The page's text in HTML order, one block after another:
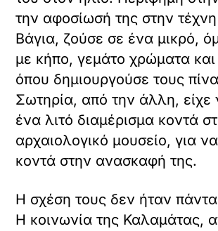
την αφοσίωσή της στην
Βάγια, ζούσε σε ένα μικρό,
με κήπο, γεμάτο χρώματα
όπου δημιουργούσε τους
Σωτηρία, από την άλλη, είχε
ένα λιτό διαμέρισμα κοντά
αρχαιολογικό μουσείο, για να
κοντά στην ανασκαφή της.
Η σχέση τους δεν ήταν
Η κοινωνία της Καλαμάτας,